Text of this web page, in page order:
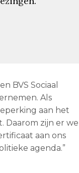
BVS Sociaal
Als
aan het
Daarom zijn er we
aan ons
agenda.”